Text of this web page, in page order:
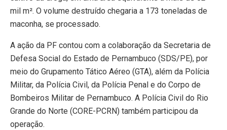
mil m². O volume destruído chegaria a 173 toneladas de
maconha, se processado.
A ação da PF contou com a colaboração da Secretaria de
Defesa Social do Estado de Pernambuco (SDS/PE), por
meio do Grupamento Tático Aéreo (GTA), além da Polícia
Militar, da Polícia Civil, da Polícia Penal e do Corpo de
Bombeiros Militar de Pernambuco. A Polícia Civil do Rio
Grande do Norte (CORE-PCRN) também participou da
operação.